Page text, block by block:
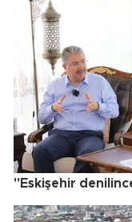
"Eskişehir